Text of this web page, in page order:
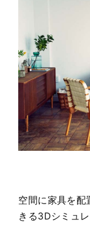
空間に家具を配
きる3Dシミュ